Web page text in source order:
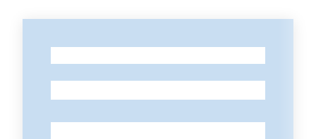
-